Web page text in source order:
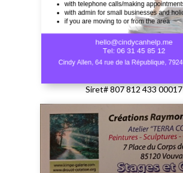
Siret# 807 812 433 00017